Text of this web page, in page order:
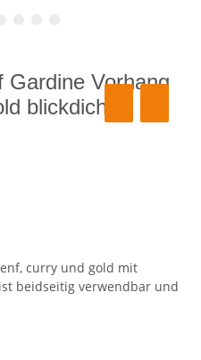
Gardine Vorhang
blickdicht,
curry und gold mit
beidseitig verwendbar und